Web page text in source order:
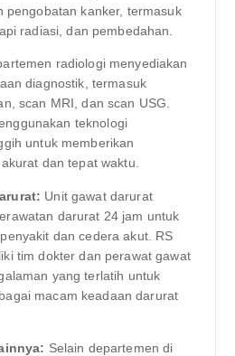
pengobatan kanker, termasuk
radiasi, dan pembedahan.
radiologi menyediakan
diagnostik, termasuk
scan MRI, dan scan USG.
teknologi
untuk memberikan
dan tepat waktu.
Unit gawat darurat
darurat 24 jam untuk
dan cedera akut. RS
tim dokter dan perawat gawat
yang terlatih untuk
macam keadaan darurat
Selain departemen di